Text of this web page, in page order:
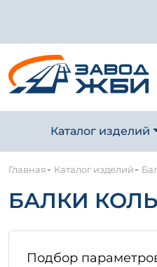
Каталог изделий
Главная- Каталог изделий-
БАЛКИ
Подбор